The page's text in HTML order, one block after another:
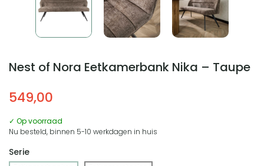
Nest of Nora Eetkamerbank Nika – Taupe
549,00
✓ Op voorraad
Nu besteld, binnen 5-10 werkdagen in huis
Serie